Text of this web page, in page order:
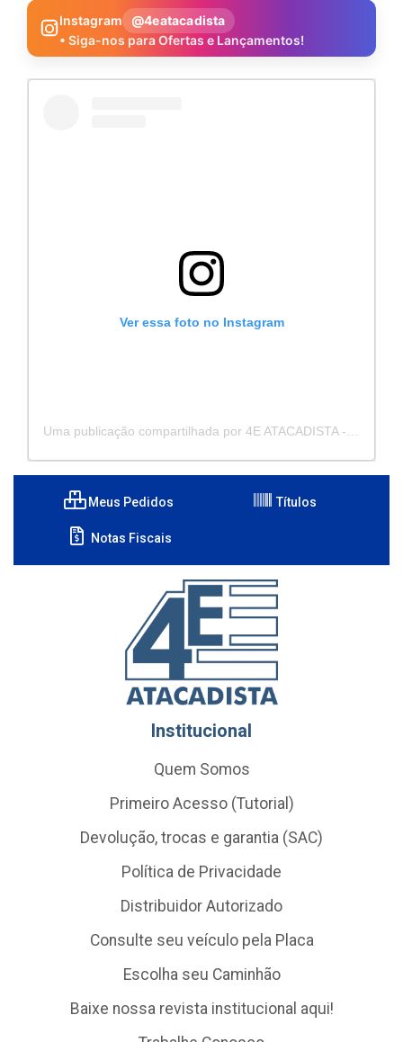
Instagram
@4eatacadista
• Siga-nos para Ofertas e Lançamentos!
Ver essa foto no Instagram
Meus Pedidos Títulos
Notas Fiscais
Institucional
Quem Somos
Primeiro Acesso (Tutorial)
Devolução, trocas e garantia (SAC)
Política de Privacidade
Distribuidor Autorizado
Consulte seu veículo pela Placa
Escolha seu Caminhão
Baixe nossa revista institucional aqui!